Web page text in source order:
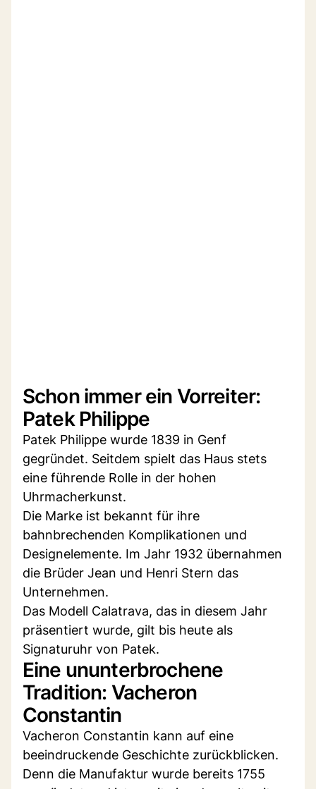
Schon immer ein Vorreiter:
Patek Philippe
Patek Philippe wurde 1839 in Genf
gegründet. Seitdem spielt das Haus stets
eine führende Rolle in der hohen
Uhrmacherkunst.
Die Marke ist bekannt für ihre
bahnbrechenden Komplikationen und
Designelemente. Im Jahr 1932 übernahmen
die Brüder Jean und Henri Stern das
Unternehmen.
Das Modell Calatrava, das in diesem Jahr
präsentiert wurde, gilt bis heute als
Signaturuhr von Patek.
Eine ununterbrochene
Tradition: Vacheron
Constantin
Vacheron Constantin kann auf eine
beeindruckende Geschichte zurückblicken.
Denn die Manufaktur wurde bereits 1755